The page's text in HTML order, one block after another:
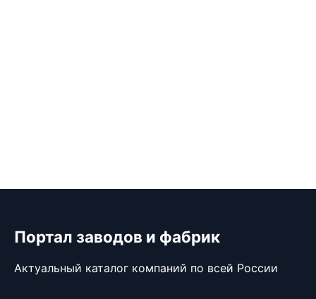
Портал заводов и фабрик
Актуальный каталог компаний по всей России